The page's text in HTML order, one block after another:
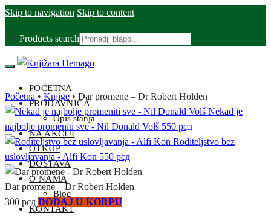
Skip to navigation Skip to content
Products search
POČETNA
PRODAVNICA
Opis stanja
NA AKCIJI
OTKUP
DOSTAVA
O NAMA
Blog
KONTAKT
Početna • Knjige • Dar promene – Dr Robert Holden
Nekad je
najbolje promeniti sve - Nil Donald Volš 550 рсд
Roditeljstvo bez
uslovljavanja - Alfi Kon 550 рсд
Dar promene – Dr Robert Holden
300 рсд DODAJ U KORPU